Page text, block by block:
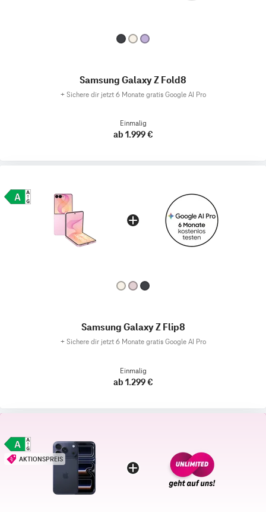
Samsung Galaxy Z Fold8
+ Sichere dir jetzt 6 Monate gratis Google AI Pro
Einmalig
ab 1.999 €
Samsung Galaxy Z Flip8
+ Sichere dir jetzt 6 Monate gratis Google AI Pro
Einmalig
ab 1.299 €
AKTIONSPREIS